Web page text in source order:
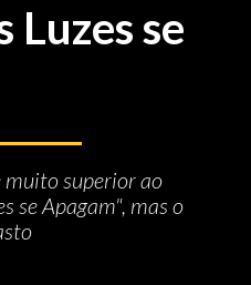
Luzes se
superior ao
se Apagam", mas o